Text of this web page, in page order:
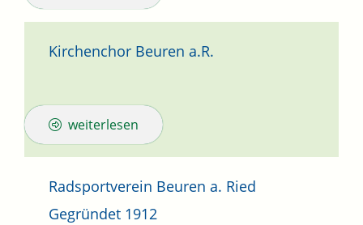
Kirchenchor Beuren a.R.
weiterlesen
Radsportverein Beuren a. Ried
Gegründet 1912